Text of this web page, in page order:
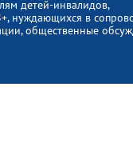
детей-инвалидов,
нуждающихся в
общественные